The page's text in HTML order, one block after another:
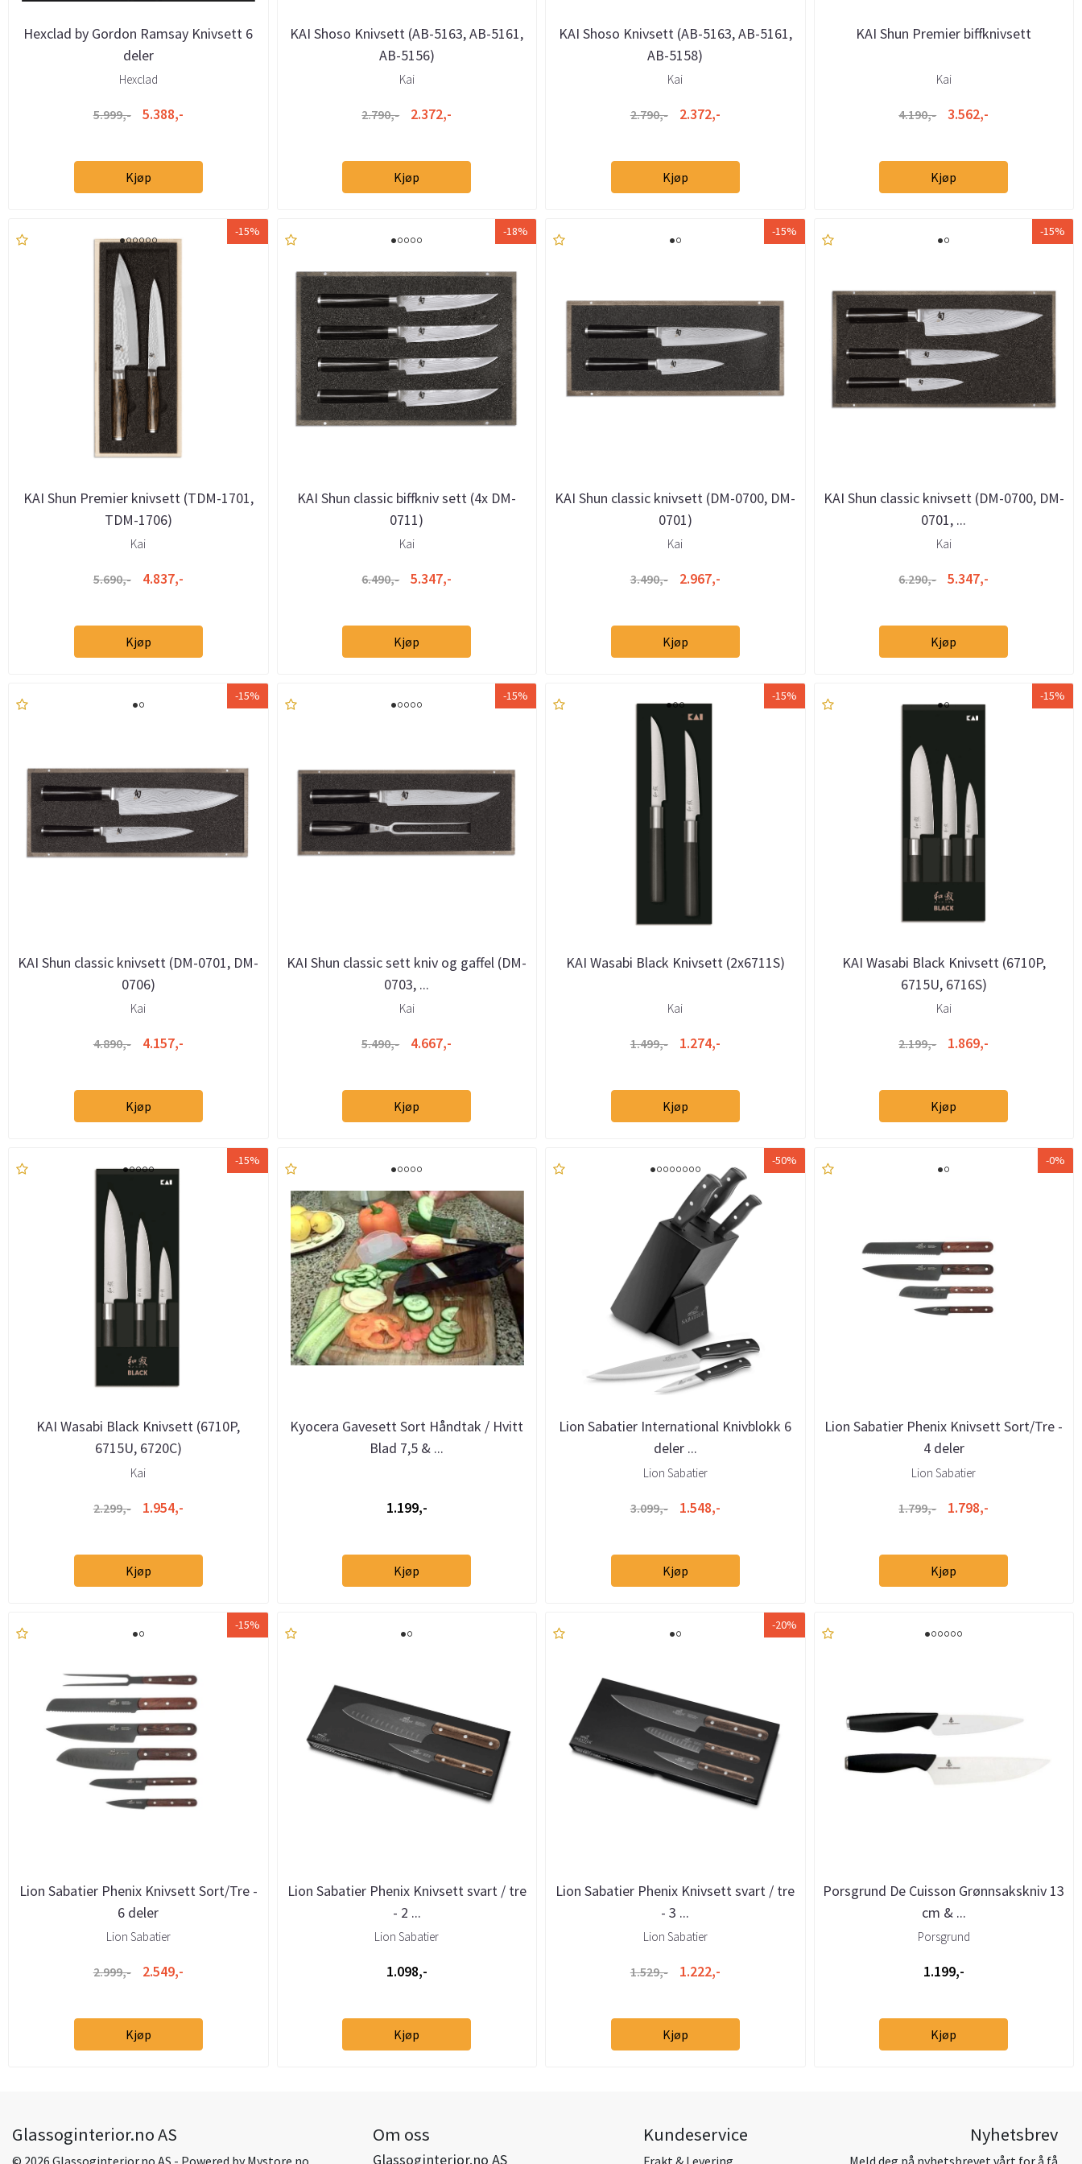
Hexclad by Gordon Ramsay Knivsett 6
deler
Hexclad
5.999,- 5.388,-
Kjøp
KAI Shoso Knivsett (AB-5163, AB-5161,
AB-5156)
Kai
2.790,- 2.372,-
Kjøp
KAI Shoso Knivsett (AB-5163, AB-5161,
AB-5158)
Kai
2.790,- 2.372,-
Kjøp
KAI Shun Premier biffknivsett
Kai
4.190,- 3.562,-
Kjøp
-15%
KAI Shun Premier knivsett (TDM-1701,
TDM-1706)
Kai
5.690,- 4.837,-
Kjøp
-18%
KAI Shun classic biffkniv sett (4x DM-
0711)
Kai
6.490,- 5.347,-
Kjøp
-15%
KAI Shun classic knivsett (DM-0700, DM-
0701)
Kai
3.490,- 2.967,-
Kjøp
-15%
KAI Shun classic knivsett (DM-0700, DM-
0701, ...
Kai
6.290,- 5.347,-
Kjøp
-15%
KAI Shun classic knivsett (DM-0701, DM-
0706)
Kai
4.890,- 4.157,-
Kjøp
-15%
KAI Shun classic sett kniv og gaffel (DM-
0703, ...
Kai
5.490,- 4.667,-
Kjøp
-15%
KAI Wasabi Black Knivsett (2x6711S)
Kai
1.499,- 1.274,-
Kjøp
-15%
KAI Wasabi Black Knivsett (6710P,
6715U, 6716S)
Kai
2.199,- 1.869,-
Kjøp
-15%
KAI Wasabi Black Knivsett (6710P,
6715U, 6720C)
Kai
2.299,- 1.954,-
Kjøp
Kyocera Gavesett Sort Håndtak / Hvitt
Blad 7,5 & ...
1.199,-
Kjøp
-50%
Lion Sabatier International Knivblokk 6
deler ...
Lion Sabatier
3.099,- 1.548,-
Kjøp
-0%
Lion Sabatier Phenix Knivsett Sort/Tre -
4 deler
Lion Sabatier
1.799,- 1.798,-
Kjøp
-15%
Lion Sabatier Phenix Knivsett Sort/Tre -
6 deler
Lion Sabatier
2.999,- 2.549,-
Kjøp
Lion Sabatier Phenix Knivsett svart / tre
- 2 ...
Lion Sabatier
1.098,-
Kjøp
-20%
Lion Sabatier Phenix Knivsett svart / tre
- 3 ...
Lion Sabatier
1.529,- 1.222,-
Kjøp
Porsgrund De Cuisson Grønnsakskniv 13
cm & ...
Porsgrund
1.199,-
Kjøp
Glassoginterior.no AS Om oss
Glassoginterior.no AS
Kundeservice Nyhetsbrev